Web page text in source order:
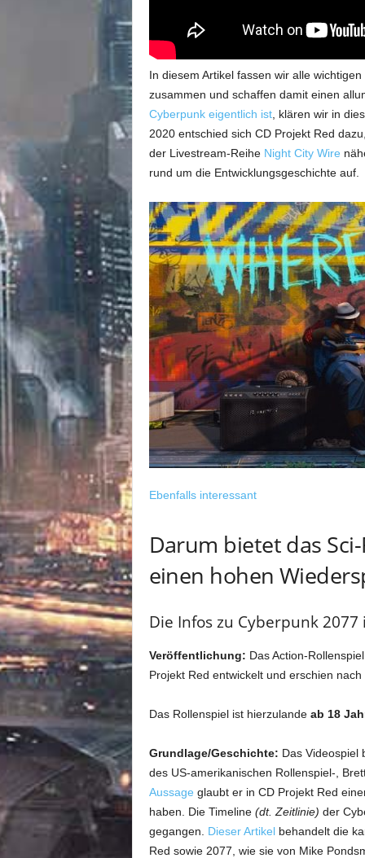
In diesem Artikel fassen wir alle
zusammen und schaffen damit einen
Cyberpunk eigentlich ist, klären wir in
2020 entschied sich CD Projekt Red
der Livestream-Reihe Night City Wire
rund um die Entwicklungsgeschichte auf.
Ebenfalls interessant
Darum bietet das
einen hohen
Die Infos zu Cyberpunk
Veröffentlichung: Das Action-
Projekt Red entwickelt und erschien nach
Das Rollenspiel ist hierzulande ab 18
Grundlage/Geschichte: Das Videospiel
des US-amerikanischen Rollenspiel-,
Aussage glaubt er in CD Projekt Red
haben. Die Timeline (dt. Zeitlinie) der
gegangen. Dieser Artikelbehandelt die
Red sowie 2077, wie sie von Mike